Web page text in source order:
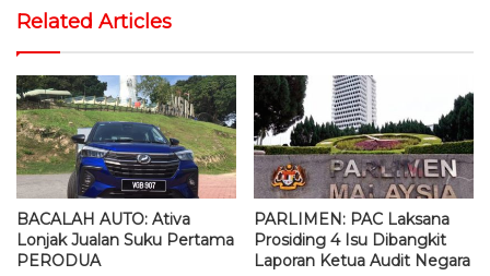
Related Articles
BACALAH AUTO: Ativa
Lonjak Jualan Suku Pertama
PERODUA
PARLIMEN: PAC Laksana
Prosiding 4 Isu Dibangkit
Laporan Ketua Audit Negara